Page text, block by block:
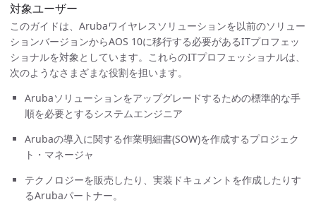
対象ユーザー
このガイドは、Arubaワイヤレスソリューションを以前のソリュー
ションバージョンからAOS 10に移行する必要があるITプロフェッ
ショナルを対象としています。これらのITプロフェッショナルは、
次のようなさまざまな役割を担います。
Arubaソリューションをアップグレードするための標準的な手
順を必要とするシステムエンジニア
Arubaの導入に関する作業明細書(SOW)を作成するプロジェク
ト・マネージャ
テクノロジーを販売したり、実装ドキュメントを作成したりす
るArubaパートナー。